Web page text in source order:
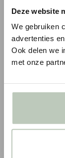
Deze website
We gebruiken
advertenties
Ook delen we
met onze
Makkelijk op
maken met
Vanaf
€ 29,80 € 25,33
incl. BTW
verzonden